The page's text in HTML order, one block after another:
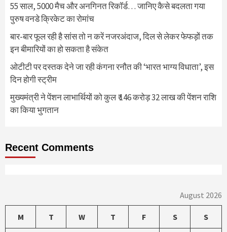
55 साल, 5000 मैच और अनगिनत रिकॉर्ड… जानिए कैसे बदलता गया
पुरुष वनडे क्रिकेट का रोमांच
बार-बार फूल रही है सांस तो न करें नजरअंदाज, दिल से लेकर फेफड़ों तक
इन बीमारियों का हो सकता है संकेत
ओटीटी पर दस्तक देने जा रही कंगना रनौत की ‘भारत भाग्य विधाता’, इस
दिन होगी स्ट्रीम
मुख्यमंत्री ने पेंशन लाभार्थियों को कुल ₹ 146 करोड़ 32 लाख की पेंशन राशि
का किया भुगतान
Recent Comments
August 2026
M T W T F S S